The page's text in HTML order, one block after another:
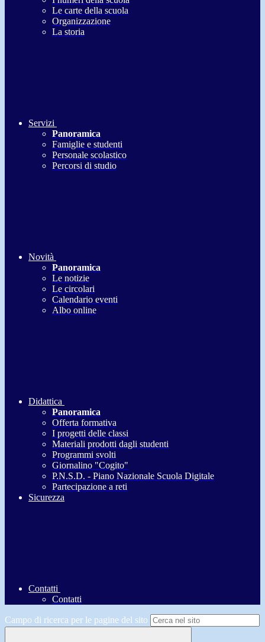
Le carte della scuola
Organizzazione
La storia
Servizi
Panoramica
Famiglie e studenti
Personale scolastico
Percorsi di studio
Novità
Panoramica
Le notizie
Le circolari
Calendario eventi
Albo online
Didattica
Panoramica
Offerta formativa
I progetti delle classi
Materiali prodotti dagli studenti
Programmi svolti
Giornalino "Cogito"
P.N.S.D. - Piano Nazionale Scuola Digitale
Partecipazione a reti
Sicurezza
Contatti
Contatti
Campo di ricerca per le pagine del sito